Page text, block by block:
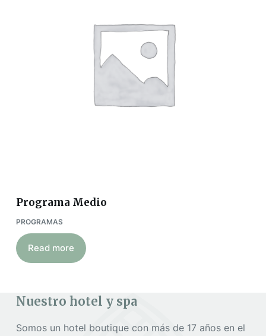
Programa Medio
PROGRAMAS
Read more
Nuestro hotel y spa
Somos un hotel boutique con más de 17 años en el